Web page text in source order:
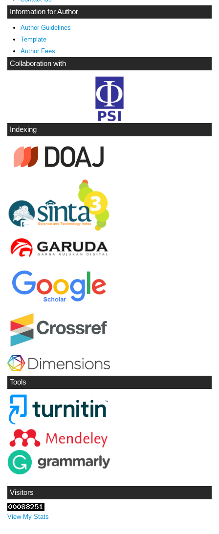
Information for Author
Author Guidelines
Template
Author Fees
Collaboration with
Indexing
Tools
Visitors
View My Stats